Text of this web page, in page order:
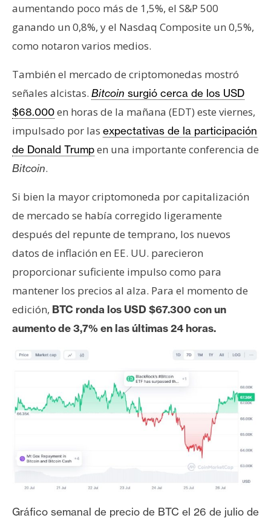
aumentando poco más de 1,5%, el S&P 500
ganando un 0,8%, y el Nasdaq Composite un 0,5%,
como notaron varios medios.
También el mercado de criptomonedas mostró
señales alcistas. Bitcoin surgió cerca de los USD
$68.000en horas de la mañana (EDT) este viernes,
impulsado por las expectativas de la participación
de Donald Trumpen una importante conferencia de
Bitcoin.
Si bien la mayor criptomoneda por capitalización
de mercado se había corregido ligeramente
después del repunte de temprano, los nuevos
datos de inflación en EE. UU. parecieron
proporcionar suficiente impulso como para
mantener los precios al alza. Para el momento de
edición, BTC ronda los USD $67.300 con un
aumento de 3,7% en las últimas 24 horas.
Gráfico semanal de precio de BTC el 26 de julio de